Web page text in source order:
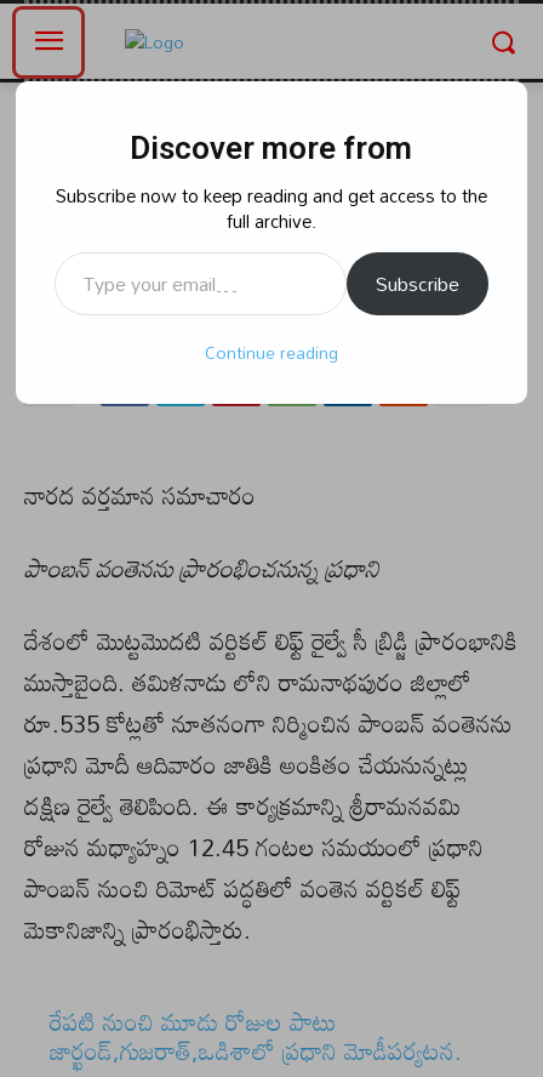
పాంబన్ వంతెనను ప్రారంభించనున్న
ప్రధాని
naradanews.in Saturday, April 5, 2025 9:56 pm 0
నారద వర్తమాన సమాచారం
పాంబన్ వంతెనను ప్రారంభించనున్న ప్రధాని
దేశంలో మొట్టమొదటి వర్టికల్ లిఫ్ట్ రైల్వే సీ బ్రిడ్జి ప్రారంభానికి
ముస్తాబైంది. తమిళనాడు లోని రామనాథపురం జిల్లాలో
రూ.535 కోట్లతో నూతనంగా నిర్మించిన పాంబన్ వంతెనను
ప్రధాని మోదీ ఆదివారం జాతికి అంకితం చేయనున్నట్లు
దక్షిణ రైల్వే తెలిపింది. ఈ కార్యక్రమాన్ని శ్రీరామనవమి
రోజున మధ్యాహ్నం 12.45 గంటల సమయంలో ప్రధాని
పాంబన్ నుంచి రిమోట్ పద్ధతిలో వంతెన వర్టికల్ లిఫ్ట్
మెకానిజాన్ని ప్రారంభిస్తారు.
రేపటి నుంచి మూడు రోజుల పాటు
జార్ఖండ్,గుజరాత్,ఒడిశాలో ప్రధాని మోడీపర్యటన.
Discover more from
Subscribe now to keep reading and get access to the
full archive.
Type your email…
Subscribe
Continue reading